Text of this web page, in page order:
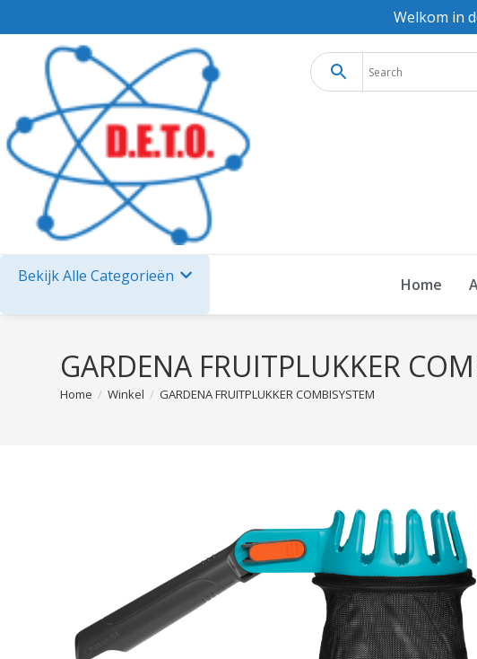
Welkom in
Bekijk Alle Categorieën Home
GARDENA FRUITPLUKKER
Home / Winkel / GARDENA FRUITPLUKKER COMBISYSTEM